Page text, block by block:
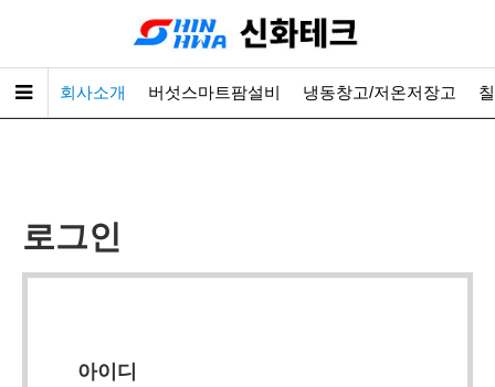
회사소개 버섯스마트팜설비 냉동창고/저온저장고
로그인
아이디